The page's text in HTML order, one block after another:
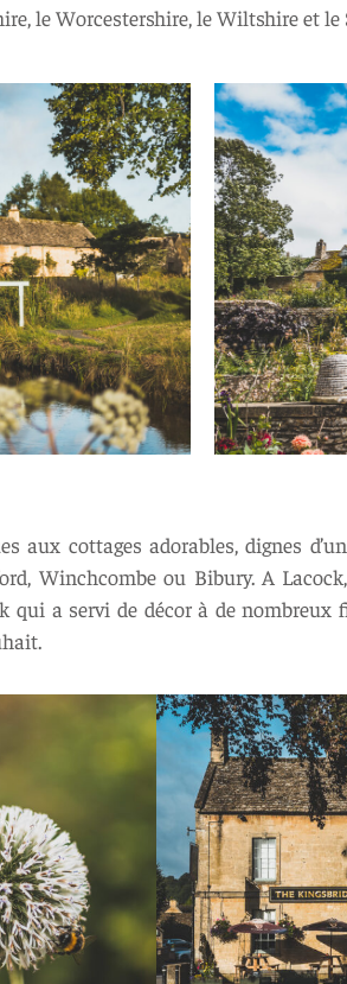
le Worcestershire, le Wiltshire et le
aux cottages adorables, dignes
Winchcombe ou Bibury. A
qui a servi de décor à de